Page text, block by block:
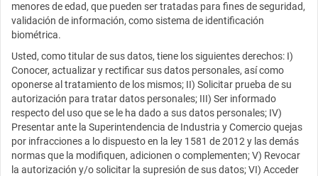
menores de edad, que pueden ser tratadas para fines de seguridad,
validación de información, como sistema de identificación
biométrica.
Usted, como titular de sus datos, tiene los siguientes derechos: I)
Conocer, actualizar y rectificar sus datos personales, así como
oponerse al tratamiento de los mismos; II) Solicitar prueba de su
autorización para tratar datos personales; III) Ser informado
respecto del uso que se le ha dado a sus datos personales; IV)
Presentar ante la Superintendencia de Industria y Comercio quejas
por infracciones a lo dispuesto en la ley 1581 de 2012 y las demás
normas que la modifiquen, adicionen o complementen; V) Revocar
la autorización y/o solicitar la supresión de sus datos; VI) Acceder